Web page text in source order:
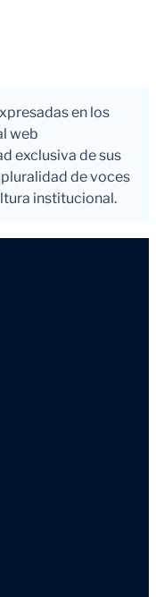
en los
web
exclusiva de sus
de voces
institucional.